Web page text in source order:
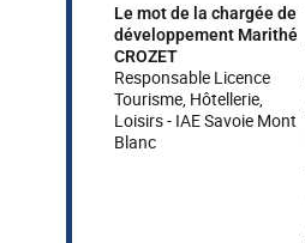
Le mot de la chargée de
développement Marithé
CROZET
Responsable Licence
Tourisme, Hôtellerie,
Loisirs - IAE Savoie Mont
Blanc